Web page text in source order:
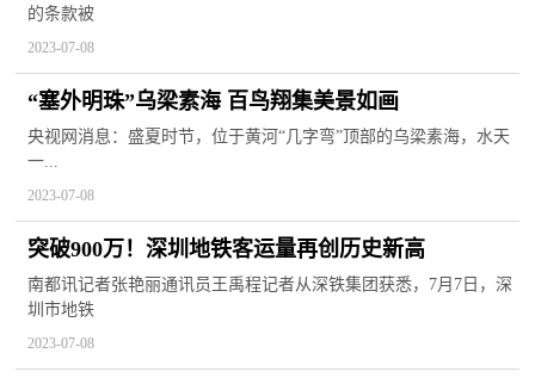
的条款被
2023-07-08
“塞外明珠”乌梁素海 百鸟翔集美景如画
央视网消息：盛夏时节，位于黄河“几字弯”顶部的乌梁素海，水天
一...
2023-07-08
突破900万！深圳地铁客运量再创历史新高
南都讯记者张艳丽通讯员王禹程记者从深铁集团获悉，7月7日，深
圳市地铁
2023-07-08